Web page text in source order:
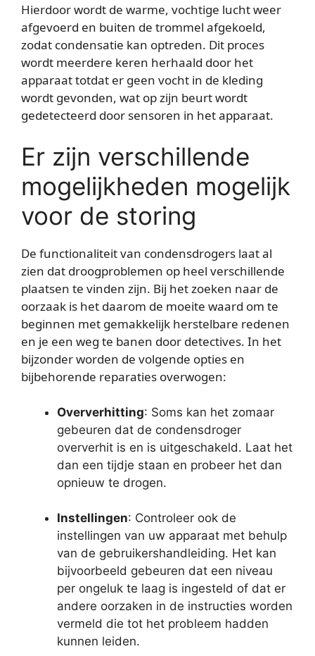
Hierdoor wordt de warme, vochtige lucht weer
afgevoerd en buiten de trommel afgekoeld,
zodat condensatie kan optreden. Dit proces
wordt meerdere keren herhaald door het
apparaat totdat er geen vocht in de kleding
wordt gevonden, wat op zijn beurt wordt
gedetecteerd door sensoren in het apparaat.
Er zijn verschillende
mogelijkheden mogelijk
voor de storing
De functionaliteit van condensdrogers laat al
zien dat droogproblemen op heel verschillende
plaatsen te vinden zijn. Bij het zoeken naar de
oorzaak is het daarom de moeite waard om te
beginnen met gemakkelijk herstelbare redenen
en je een weg te banen door detectives. In het
bijzonder worden de volgende opties en
bijbehorende reparaties overwogen:
Oververhitting: Soms kan het zomaar
gebeuren dat de condensdroger
oververhit is en is uitgeschakeld. Laat het
dan een tijdje staan en probeer het dan
opnieuw te drogen.
Instellingen: Controleer ook de
instellingen van uw apparaat met behulp
van de gebruikershandleiding. Het kan
bijvoorbeeld gebeuren dat een niveau
per ongeluk te laag is ingesteld of dat er
andere oorzaken in de instructies worden
vermeld die tot het probleem hadden
kunnen leiden.